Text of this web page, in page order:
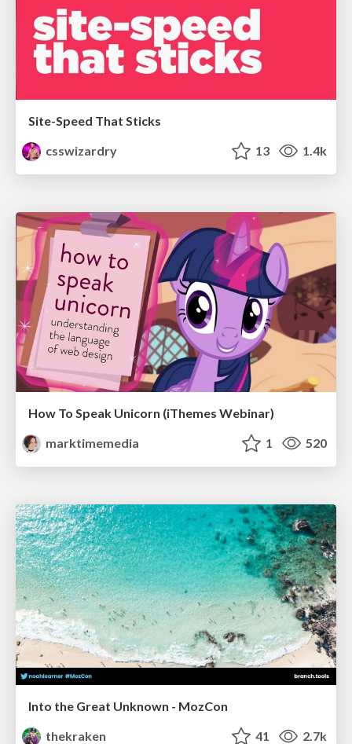
Site-Speed That Sticks
csswizardry
13 1.4k
How To Speak Unicorn (iThemes Webinar)
marktimemedia
1 520
Into the Great Unknown - MozCon
thekraken
41 2.7k